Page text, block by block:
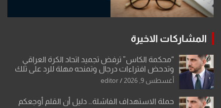
المشاركات الاخيرة
“محكمة الكاس” ترفض تجميد اتحاد الكرة العراقي
وتدحض افتراءات درجال وتمنحه مهلة للرد على تلك
الشكوى
أغسطس 9, 2026 editor
حملة الاستهداف الفاشلة… دليل أن القلم أوجعكم